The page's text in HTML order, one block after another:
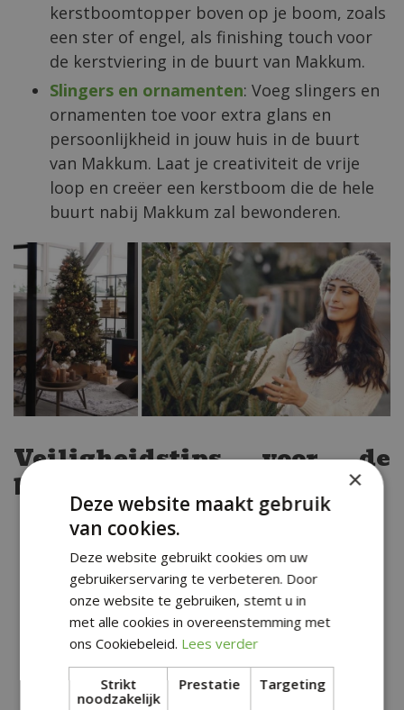
kerstboomtopper boven op je boom, zoals
een ster of engel, als finishing touch voor
de kerstviering in de buurt van Makkum.
Slingers en ornamenten: Voeg slingers en
ornamenten toe voor extra glans en
persoonlijkheid in jouw huis in de buurt
van Makkum. Laat je creativiteit de vrije
loop en creëer een kerstboom die de hele
buurt nabij Makkum zal bewonderen.
Veiligheidstips voor de
buurt nabij Makkum
Brandveiligheid: Zorg ervoor dat de
verlichting en elektrische decoraties in
goede staat verkeren en schakel ze uit
wanneer je niet thuis bent om je huis in de
buurt van Makkum veilig te houden.
breekbare ornamenten hoger in de boom
en zorg ervoor dat snoeren buiten het
×
Deze website maakt gebruik
van cookies.
Deze website gebruikt cookies om uw
gebruikerservaring te verbeteren. Door
onze website te gebruiken, stemt u in
met alle cookies in overeenstemming met
ons Cookiebeleid. Lees verder
Strikt
noodzakelijk
Prestatie Targeting